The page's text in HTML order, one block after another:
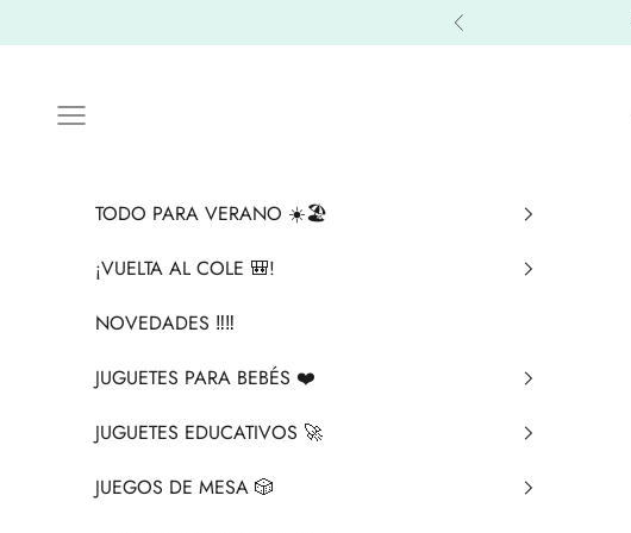
Anterior
Menú
TODO PARA VERANO ☀️🏖️
¡VUELTA AL COLE 🎒!
NOVEDADES ‼️​‼️​
JUGUETES PARA BEBÉS ❤️​
JUGUETES EDUCATIVOS 🚀
JUEGOS DE MESA 🎲